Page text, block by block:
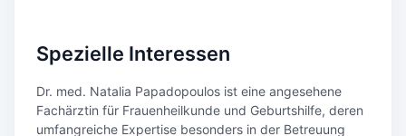
Spezielle Interessen
Dr. med. Natalia Papadopoulos ist eine angesehene
Fachärztin für Frauenheilkunde und Geburtshilfe, deren
umfangreiche Expertise besonders in der Betreuung